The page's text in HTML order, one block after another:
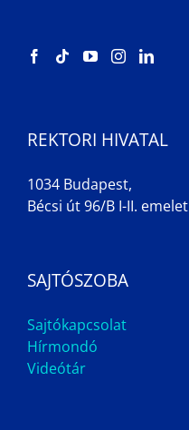
REKTORI HIVATAL
1034 Budapest,
Bécsi út 96/B I-II. emelet
SAJTÓSZOBA
Sajtókapcsolat
Hírmondó
Videótár